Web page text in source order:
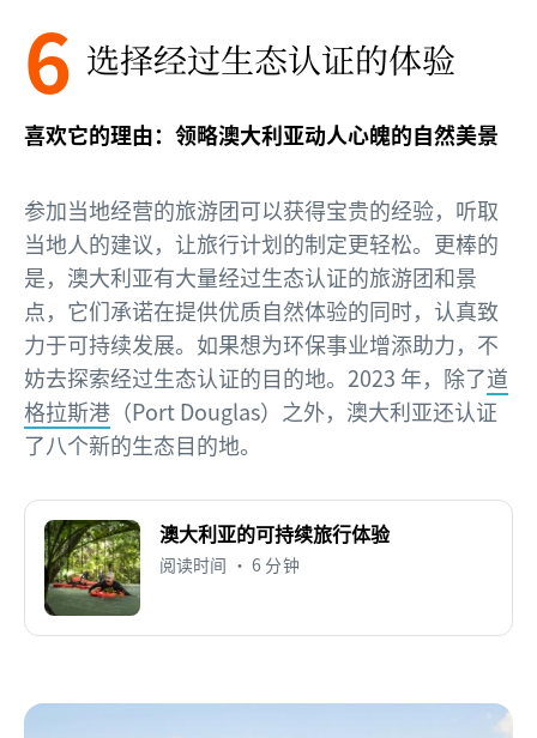
6 选择经过生态认证的体验
喜欢它的理由：领略澳大利亚动人心魄的自然美景
参加当地经营的旅游团可以获得宝贵的经验，听取
当地人的建议，让旅行计划的制定更轻松。更棒的
是，澳大利亚有大量经过生态认证的旅游团和景
点，它们承诺在提供优质自然体验的同时，认真致
力于可持续发展。如果想为环保事业增添助力，不
妨去探索经过生态认证的目的地。2023 年，除了道
格拉斯港 （Port Douglas）之外，澳大利亚还认证
了八个新的生态目的地。
澳大利亚的可持续旅行体验
阅读时间 • 6 分钟